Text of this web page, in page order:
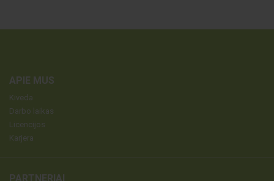
APIE MUS
Kiveda
Darbo laikas
Licencijos
Karjera
PARTNERIAI